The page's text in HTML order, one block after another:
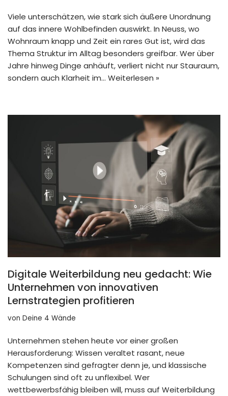
Viele unterschätzen, wie stark sich äußere Unordnung
auf das innere Wohlbefinden auswirkt. In Neuss, wo
Wohnraum knapp und Zeit ein rares Gut ist, wird das
Thema Struktur im Alltag besonders greifbar. Wer über
Jahre hinweg Dinge anhäuft, verliert nicht nur Stauraum,
sondern auch Klarheit im… Weiterlesen »
Digitale Weiterbildung neu gedacht: Wie
Unternehmen von innovativen
Lernstrategien profitieren
von Deine 4 Wände
Unternehmen stehen heute vor einer großen
Herausforderung: Wissen veraltet rasant, neue
Kompetenzen sind gefragter denn je, und klassische
Schulungen sind oft zu unflexibel. Wer
wettbewerbsfähig bleiben will, muss auf Weiterbildung